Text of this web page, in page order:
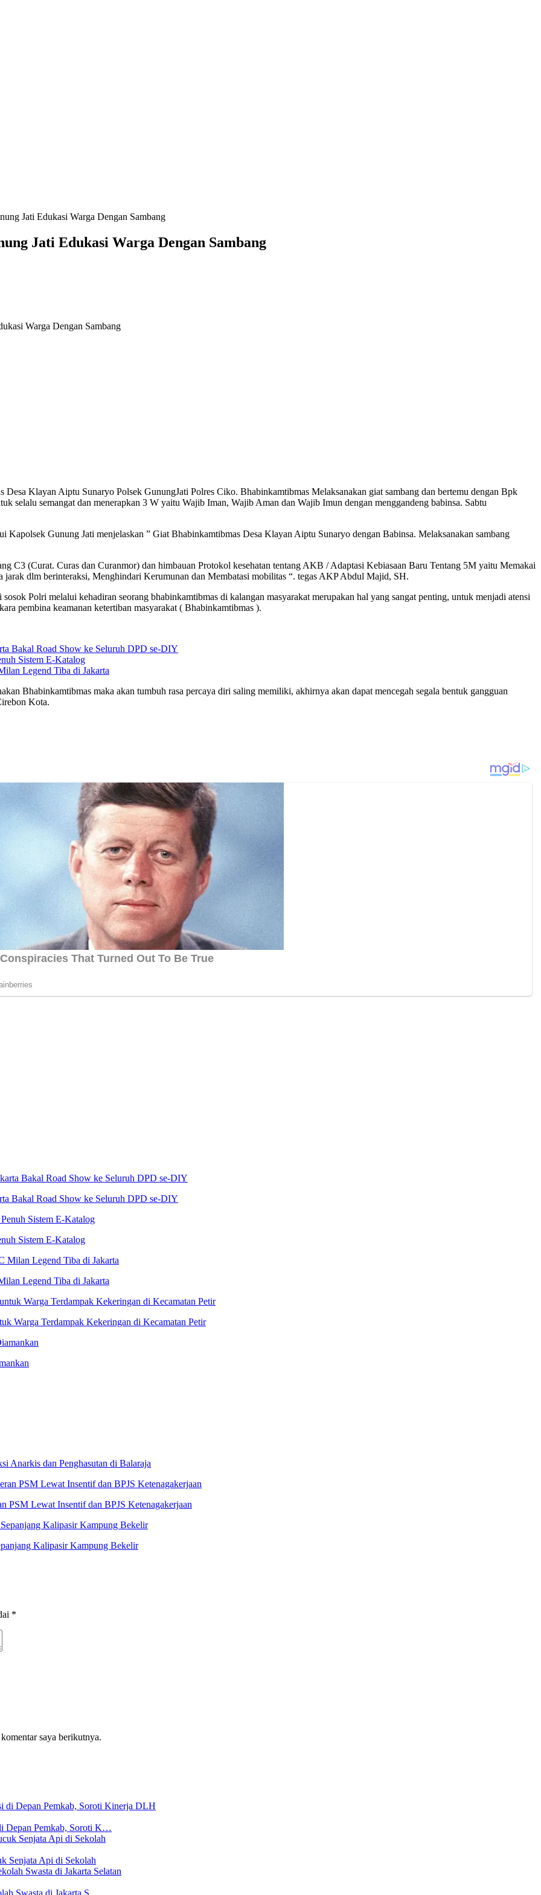
Jati Edukasi Warga Dengan Sambang
Jati Edukasi Warga Dengan Sambang
Klayan Aiptu Sunaryo Polsek GunungJati Polres Ciko. Bhabinkamtibmas Melaksanakan giat sambang dan bertemu dengan Bpk
selalu semangat dan menerapkan 3 W yaitu Wajib Iman, Wajib Aman dan Wajib Imun dengan menggandeng babinsa. Sabtu
Gunung Jati menjelaskan ” Giat Bhabinkamtibmas Desa Klayan Aiptu Sunaryo dengan Babinsa. Melaksanakan sambang
C3 (Curat. Curas dan Curanmor) dan himbauan Protokol kesehatan tentang AKB / Adaptasi Kebiasaan Baru Tentang 5M yaitu Memakai
jarak dlm berinteraksi, Menghindari Kerumunan dan Membatasi mobilitas “. tegas AKP Abdul Majid, SH.
Polri melalui kehadiran seorang bhabinkamtibmas di kalangan masyarakat merupakan hal yang sangat penting, untuk menjadi atensi
pembina keamanan ketertiban masyarakat ( Bhabinkamtibmas ).
Bakal Road Show ke Seluruh DPD se-DIY
Sistem E-Katalog
Legend Tiba di Jakarta
Bhabinkamtibmas maka akan tumbuh rasa percaya diri saling memiliki, akhirnya akan dapat mencegah segala bentuk gangguan
Kota.
Bakal Road Show ke Seluruh DPD se-DIY
Sistem E-Katalog
Legend Tiba di Jakarta
Warga Terdampak Kekeringan di Kecamatan Petir
Anarkis dan Penghasutan di Balaraja
PSM Lewat Insentif dan BPJS Ketenagakerjaan
Kalipasir Kampung Bekelir
*
saya berikutnya.
Depan Pemkab, Soroti K…
Senjata Api di Sekolah